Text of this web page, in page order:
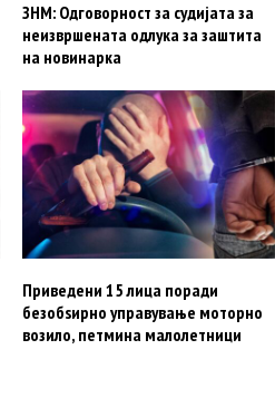
ЗНМ: Одговорност за судијата за
неизвршената одлука за заштита
на новинарка
Приведени 15 лица поради
безобѕирно управување моторно
возило, петмина малолетници